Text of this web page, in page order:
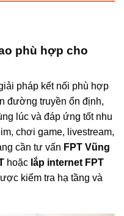
phù hợp cho
pháp kết nối phù hợp
đường truyền ổn định,
lúc và đáp ứng tốt nhu
chơi game, livestream,
cần tư vấn FPT Vũng
hoặc lắp internet FPT
kiểm tra hạ tầng và